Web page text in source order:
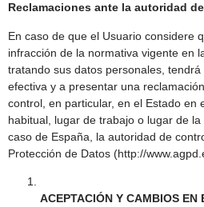
Reclamaciones ante la autoridad
En caso de que el Usuario considere
infracción de la normativa vigente en
tratando sus datos personales,
efectiva y a presentar una
control, en particular, en el Estado en
habitual, lugar de trabajo o lugar de
caso de España, la autoridad de
Protección de Datos (http://
ACEPTACIÓN Y CAMBIOS EN